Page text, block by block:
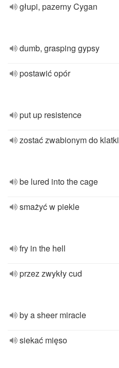
głupi, pazerny Cygan
dumb, grasping gypsy
postawić opór
put up resistence
zostać zwabionym do klatki
be lured into the cage
smażyć w piekle
fry in the hell
przez zwykły cud
by a sheer miracle
siekać mięso